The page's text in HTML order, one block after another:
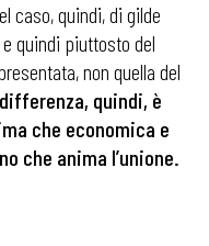
caso, quindi, di gilde
e quindi piuttosto del
non quella del
quindi, è
che economica e
che anima l’unione.